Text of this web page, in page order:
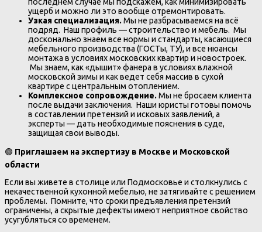
ущерб и можно ли это вообще отремонтировать.
Узкая специализация.Мы не разбрасываемся на всё
подряд. Наш профиль — строительство и мебель. Мы
досконально знаем все нормы и стандарты, касающиеся
мебельного производства (ГОСТы, ТУ), и все нюансы
монтажа в условиях московских квартир и новостроек.
Мы знаем, как «дышит» фанера в условиях влажной
московской зимы и как ведет себя массив в сухой
квартире с центральным отоплением.
Комплексное сопровождение.Мы не бросаем клиента
после выдачи заключения. Наши юристы готовы помочь
в составлении претензий и исковых заявлений, а
эксперты — дать необходимые пояснения в суде,
защищая свои выводы.
🟢 Приглашаем на экспертизу в Москве и Московской
области
Если вы живете в столице или Подмосковье и столкнулись с
некачественной кухонной мебелью, не затягивайте с решением
проблемы. Помните, что сроки предъявления претензий
ограничены, а скрытые дефекты имеют неприятное свойство
усугубляться со временем.